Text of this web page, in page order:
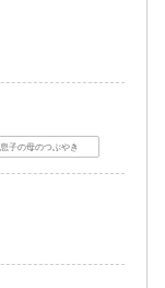
子の母のつぶやき